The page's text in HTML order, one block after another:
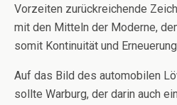
Vorzeiten zurückreichende
mit den Mitteln der Moderne,
somit Kontinuität und
Auf das Bild des automobilen
sollte Warburg, der darin auch